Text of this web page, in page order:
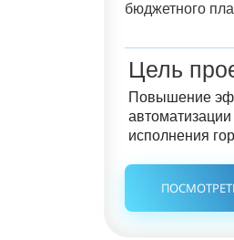
бюджетного
Цель
Повышение
исполнения